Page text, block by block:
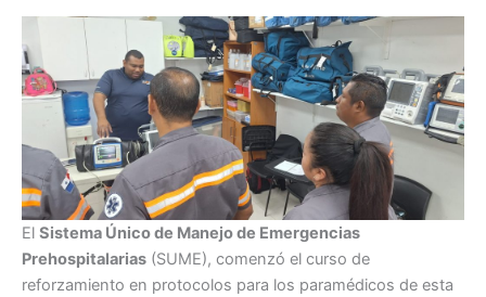
El Sistema Único de Manejo de Emergencias
Prehospitalarias (SUME), comenzó el curso de
reforzamiento en protocolos para los paramédicos de esta